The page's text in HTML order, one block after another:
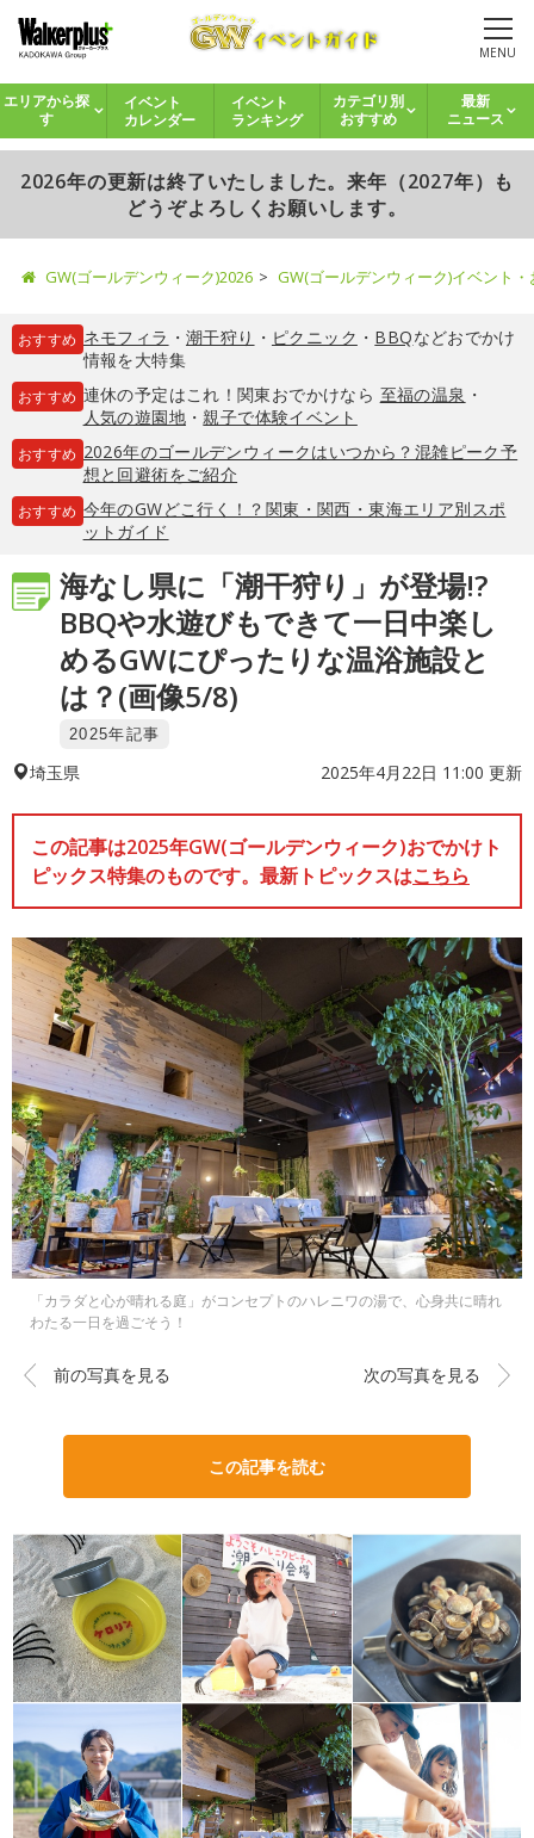
MENU
エリアから探
す
イベント
カレンダー
イベント
ランキング
カテゴリ別
おすすめ
最新
ニュース
2026年の更新は終了いたしました。来年（2027年）も
どうぞよろしくお願いします。
GW(ゴールデンウィーク)2026 GW(ゴールデンウィーク)イベント
おすすめ ネモフィラ ・ 潮干狩り ・ ピクニック ・ BBQなどおでかけ
情報を大特集
おすすめ 連休の予定はこれ！関東おでかけなら 至福の温泉 ・
人気の遊園地・親子で体験イベント
おすすめ 2026年のゴールデンウィークはいつから？混雑ピーク予
想と回避術をご紹介
おすすめ 今年のGWどこ行く！？関東・関西・東海エリア別スポ
ットガイド
海なし県に「潮干狩り」が登場!?
BBQや水遊びもできて一日中楽し
めるGWにぴったりな温浴施設と
は？(画像5/8)
2025年記事
埼玉県 2025年4月22日 11:00 更新
この記事は2025年GW(ゴールデンウィーク)おでかけト
ピックス特集のものです。最新トピックスはこちら
「カラダと心が晴れる庭」がコンセプトのハレニワの湯で、心身共に晴れ
わたる一日を過ごそう！
前の写真を見る 次の写真を見る
この記事を読む